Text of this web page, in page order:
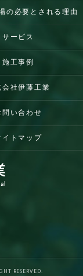
の必要とされる理由
サービス
施工事例
会社伊藤工業
問い合わせ
イトマップ
RESERVED.